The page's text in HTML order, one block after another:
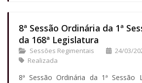
8ª Sessão Ordinária da 1ª
da 168ª Legislatura
Sessões Regimentais 24/03/
Realizada
8ª Sessão Ordinária da 1ª Sessão